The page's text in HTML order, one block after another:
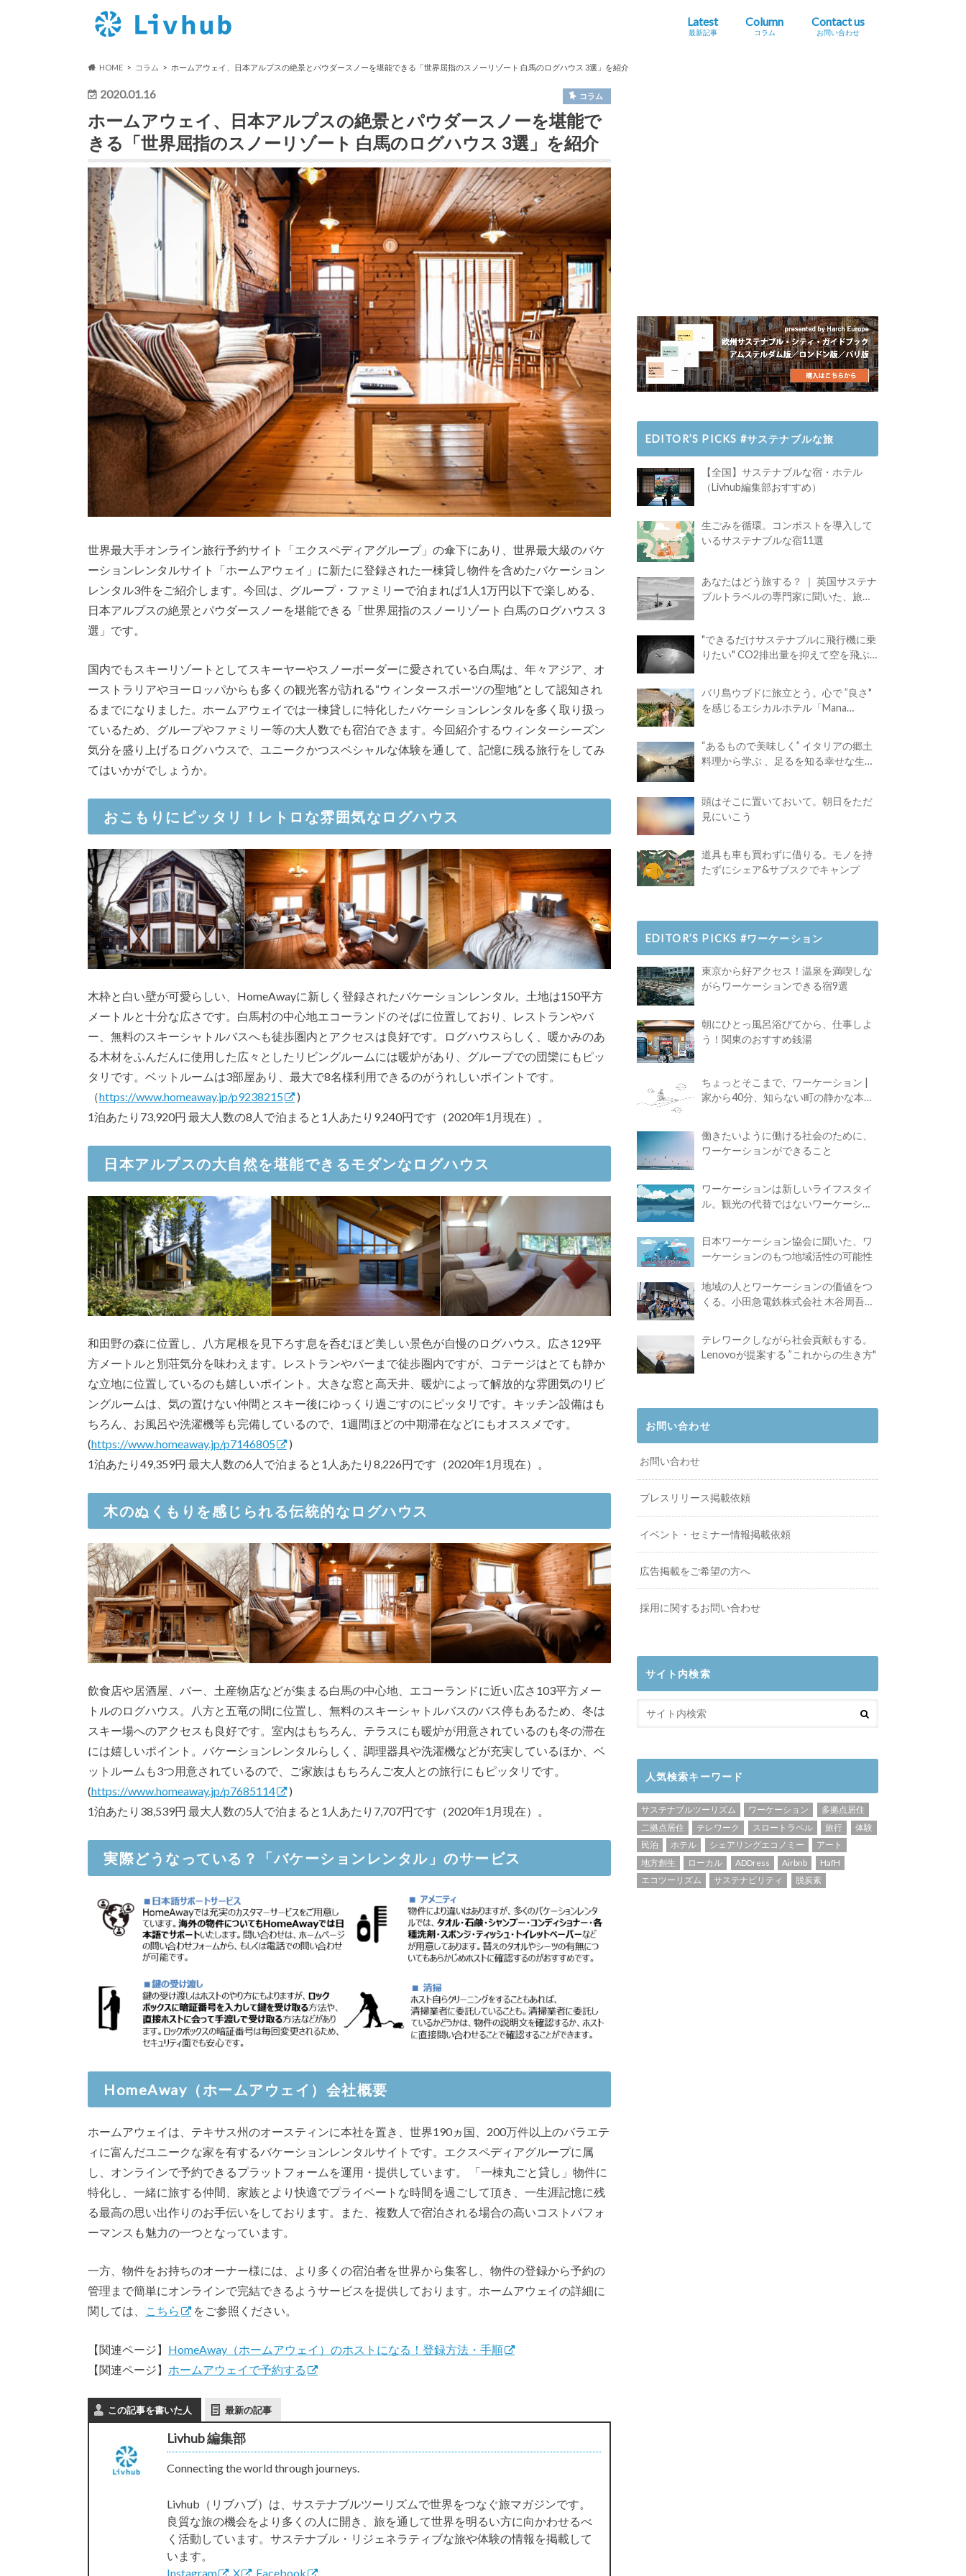
Latest
最新記事
Column
コラム
Contact us
お問い合わせ
HOME コラム ホームアウェイ、日本アルプスの絶景とパウダースノーを堪能できる「世界屈指のスノーリゾート 白馬のログハウス 3選」を紹介
2020.01.16 コラム
ホームアウェイ、日本アルプスの絶景とパウダースノーを堪能で
きる「世界屈指のスノーリゾート 白馬のログハウス 3選」を紹介
世界最大手オンライン旅行予約サイト「エクスペディアグループ」の傘下にあり、世界最大級のバケ
ーションレンタルサイト「ホームアウェイ」に新たに登録された一棟貸し物件を含めたバケーション
レンタル3件をご紹介します。今回は、グループ・ファミリーで泊まれば1人1万円以下で楽しめる、
日本アルプスの絶景とパウダースノーを堪能できる「世界屈指のスノーリゾート 白馬のログハウス 3
選」です。
国内でもスキーリゾートとしてスキーヤーやスノーボーダーに愛されている白馬は、年々アジア、オ
ーストラリアやヨーロッパからも多くの観光客が訪れる“ウィンタースポーツの聖地”として認知され
るまでになりました。ホームアウェイでは一棟貸しに特化したバケーションレンタルを多く取り扱っ
ているため、グループやファミリー等の大人数でも宿泊できます。今回紹介するウィンターシーズン
気分を盛り上げるログハウスで、ユニークかつスペシャルな体験を通して、記憶に残る旅行をしてみ
てはいかがでしょうか。
おこもりにピッタリ！レトロな雰囲気なログハウス
木枠と白い壁が可愛らしい、HomeAwayに新しく登録されたバケーションレンタル。土地は150平方
メートルと十分な広さです。白馬村の中心地エコーランドのそばに位置しており、レストランやバ
ー、無料のスキーシャトルバスへも徒歩圏内とアクセスは良好です。ログハウスらしく、暖かみのあ
る木材をふんだんに使用した広々としたリビングルームには暖炉があり、グループでの団欒にもピッ
タリです。ベットルームは3部屋あり、最大で8名様利用できるのがうれしいポイントです。
（https://www.homeaway.jp/p9238215
)
1泊あたり73,920円 最大人数の8人で泊まると1人あたり9,240円です（2020年1月現在）。
日本アルプスの大自然を堪能できるモダンなログハウス
和田野の森に位置し、八方尾根を見下ろす息を呑むほど美しい景色が自慢のログハウス。広さ129平
方メートルと別荘気分を味わえます。レストランやバーまで徒歩圏内ですが、コテージはとても静か
な立地に位置しているのも嬉しいポイント。大きな窓と高天井、暖炉によって解放的な雰囲気のリビ
ングルームは、気の置けない仲間とスキー後にゆっくり過ごすのにピッタリです。キッチン設備はも
ちろん、お風呂や洗濯機等も完備しているので、1週間ほどの中期滞在などにもオススメです。
(https://www.homeaway.jp/p7146805
)
1泊あたり49,359円 最大人数の6人で泊まると1人あたり8,226円です（2020年1月現在）。
木のぬくもりを感じられる伝統的なログハウス
飲食店や居酒屋、バー、土産物店などが集まる白馬の中心地、エコーランドに近い広さ103平方メー
トルのログハウス。八方と五竜の間に位置し、無料のスキーシャトルバスのバス停もあるため、冬は
スキー場へのアクセスも良好です。室内はもちろん、テラスにも暖炉が用意されているのも冬の滞在
には嬉しいポイント。バケーションレンタルらしく、調理器具や洗濯機などが充実しているほか、ベ
ットルームも3つ用意されているので、ご家族はもちろんご友人との旅行にもピッタリです。
(https://www.homeaway.jp/p7685114
)
1泊あたり38,539円 最大人数の5人で泊まると1人あたり7,707円です（2020年1月現在）。
実際どうなっている？「バケーションレンタル」のサービス
HomeAway（ホームアウェイ）会社概要
ホームアウェイは、テキサス州のオースティンに本社を置き、世界190ヵ国、200万件以上のバラエテ
ィに富んだユニークな家を有するバケーションレンタルサイトです。エクスペディアグループに属
し、オンラインで予約できるプラットフォームを運用・提供しています。 「一棟丸ごと貸し」物件に
特化し、一緒に旅する仲間、家族とより快適でプライベートな時間を過ごして頂き、一生涯記憶に残
る最高の思い出作りのお手伝いをしております。また、複数人で宿泊される場合の高いコストパフォ
ーマンスも魅力の一つとなっています。
一方、物件をお持ちのオーナー様には、より多くの宿泊者を世界から集客し、物件の登録から予約の
管理まで簡単にオンラインで完結できるようサービスを提供しております。ホームアウェイの詳細に
関しては、
こちら をご参照ください。
【関連ページ】 HomeAway（ホームアウェイ）のホストになる！登録方法・手順
【関連ページ】 ホームアウェイで予約する
この記事を書いた人 最新の記事
Livhub 編集部
Connecting the world through journeys.
Livhub（リブハブ）は、サステナブルツーリズムで世界をつなぐ旅マガジンです。
良質な旅の機会をより多くの人に開き、旅を通して世界を明るい方に向かわせるべ
く活動しています。サステナブル・リジェネラティブな旅や体験の情報を掲載して
います。
Instagram
X Facebook
EDITOR’S PICKS #サステナブルな旅
【全国】サステナブルな宿・ホテル
（Livhub編集部おすすめ）
生ごみを循環。コンポストを導入して
いるサステナブルな宿11選
あなたはどう旅する？ ｜ 英国サステナ
ブルトラベルの専門家に聞いた、旅の
"できるだけサステナブルに飛行機に乗
りたい" CO2排出量を抑えて空を飛ぶ
バリ島ウブドに旅立とう。心で ”良さ"
を感じるエシカルホテル「Mana
“あるもので美味しく” イタリアの郷土
料理から学ぶ 、足るを知る幸せな生き
頭はそこに置いておいて。朝日をただ
見にいこう
道具も車も買わずに借りる。モノを持
たずにシェア&サブスクでキャンプ
EDITOR’S PICKS #ワーケーション
東京から好アクセス！温泉を満喫しな
がらワーケーションできる宿9選
朝にひとっ風呂浴びてから、仕事しよ
う！関東のおすすめ銭湯
ちょっとそこまで、ワーケーション |
家から40分、知らない町の静かな本屋
働きたいように働ける社会のために、
ワーケーションができること
ワーケーションは新しいライフスタイ
ル。観光の代替ではないワーケーショ
日本ワーケーション協会に聞いた、ワ
ーケーションのもつ地域活性の可能性
地域の人とワーケーションの価値をつ
くる。小田急電鉄株式会社 木谷周吾さ
テレワークしながら社会貢献もする。
Lenovoが提案する ”これからの生き方"
お問い合わせ
お問い合わせ
プレスリリース掲載依頼
イベント・セミナー情報掲載依頼
広告掲載をご希望の方へ
採用に関するお問い合わせ
サイト内検索
人気検索キーワード
サステナブルツーリズム ワーケーション
多拠点居住
二拠点居住
テレワーク スロートラベル 旅行
体験
民泊
ホテル シェアリングエコノミー
アート
地方創生
ローカル ADDress Airbnb
HafH
エコツーリズム
サステナビリティ 脱炭素